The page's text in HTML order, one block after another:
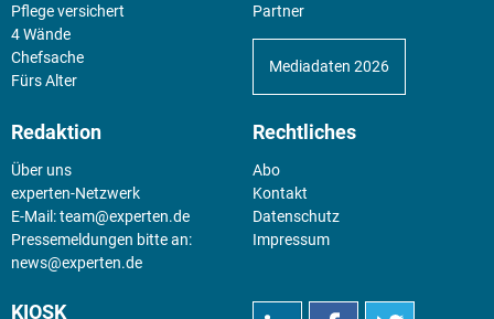
Pflege versichert
4 Wände
Chefsache
Fürs Alter
Partner
Mediadaten 2026
Redaktion
Über uns
experten-Netzwerk
E-Mail:team@experten.de
Pressemeldungen bitte an:
news@experten.de
Rechtliches
Abo
Kontakt
Datenschutz
Impressum
KIOSK